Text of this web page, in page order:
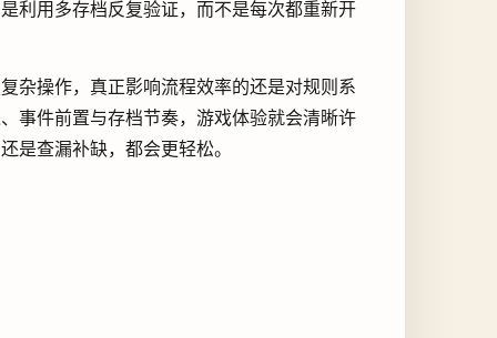
利用多存档反复验证，而不是每次都重新开
杂操作，真正影响流程效率的还是对规则系
事件前置与存档节奏，游戏体验就会清晰许
是查漏补缺，都会更轻松。